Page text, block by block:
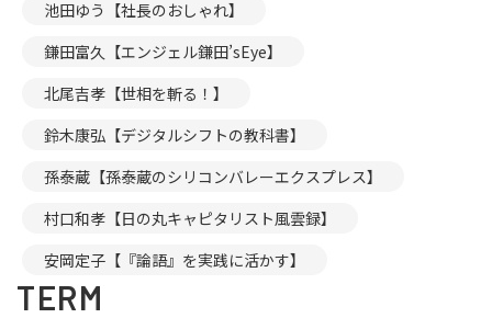
池田ゆう【社長のおしゃれ】
鎌田富久【エンジェル鎌田’sEye】
北尾吉孝【世相を斬る！】
鈴木康弘【デジタルシフトの教科書】
孫泰蔵【孫泰蔵のシリコンバレーエクスプレス】
村口和孝【日の丸キャピタリスト風雲録】
安岡定子【『論語』を実践に活かす】
TERM